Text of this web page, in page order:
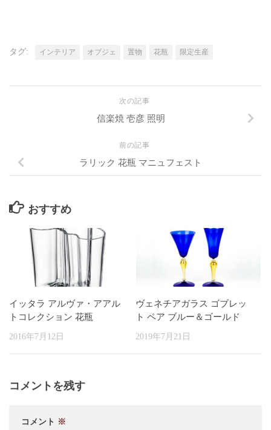
タグ: インテリア オブジェ 置物 花瓶 限定生産
次の記事
信楽焼 壱彦 照明
前の記事
ラリック 花瓶 マニュフェスト
おすすめ
イッタラ アルヴァ・アアル
トコレクション 花瓶
2016年7月12日
ヴェネチアガラス ゴブレッ
ト ペア ブルー＆ゴールド
2019年7月21日
コメントを残す
コメント ※